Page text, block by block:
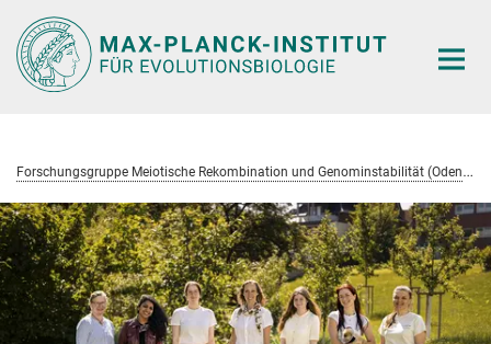
Hauptinhalt
F
orschungsgruppe Meiotische Rekombination und Genominstabilität (Odenthal-Hesse)